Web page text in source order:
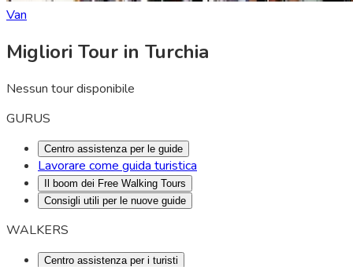
Van
Migliori Tour in Turchia
Nessun tour disponibile
GURUS
Centro assistenza per le guide
Lavorare come guida turistica
Il boom dei Free Walking Tours
Consigli utili per le nuove guide
WALKERS
Centro assistenza per i turisti